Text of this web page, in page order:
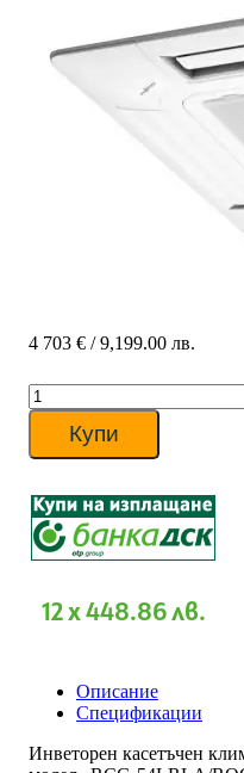
4 703 € / 9,199.00 лв.
количество
за
Касетъчен
климатик
RCG-
54LRLA/ROG-
54LATT,
BTU,
Купи
12 x 448.86 лв.
Описание
Спецификации
Инветорен касетъчен